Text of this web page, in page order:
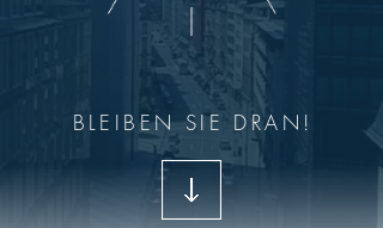
BLEIBEN SIE DRAN!